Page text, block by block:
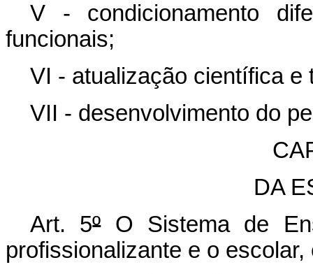
V - condicionamento
funcionais;
VI - atualização científica e
VII - desenvolvimento do
DA
Art. 5º
O Sistema de
profissionalizante e o